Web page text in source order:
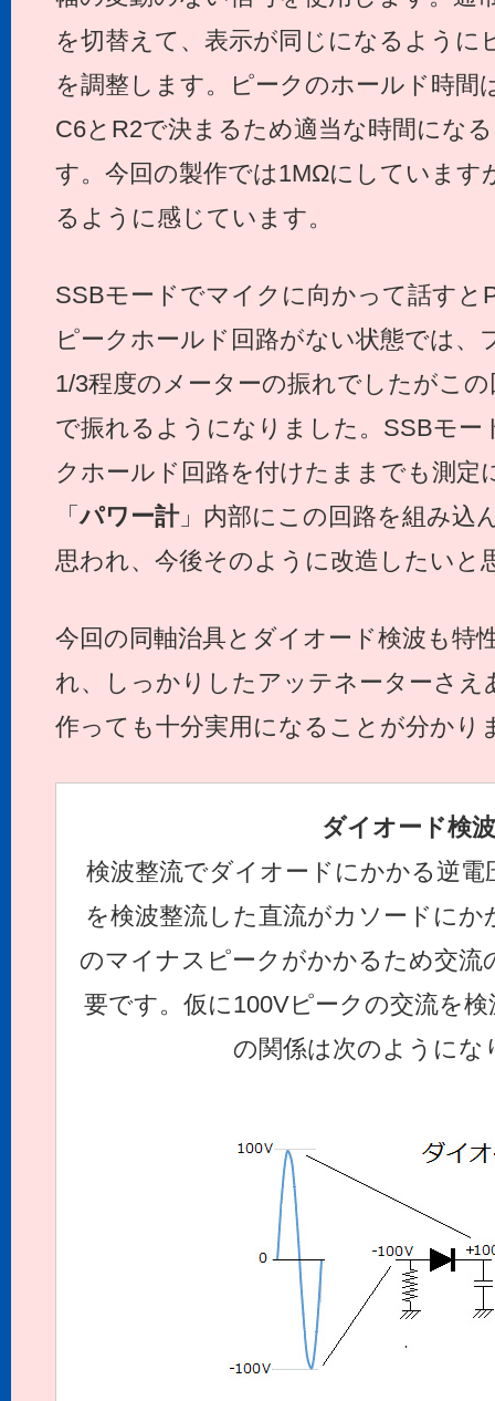
を切替えて、表示が同じになるように
を調整します。ピークのホールド時間
C6とR2で決まるため適当な時間にな
す。今回の製作では1MΩにしています
るように感じています。
SSBモードでマイクに向かって話すと
ピークホールド回路がない状態では、
1/3程度のメーターの振れでしたがこ
で振れるようになりました。SSBモー
クホールド回路を付けたままでも測定
「パワー計」内部にこの回路を組み込
思われ、今後そのように改造したいと
今回の同軸治具とダイオード検波も特
れ、しっかりしたアッテネーターさ
作っても十分実用になることが分かり
ダイオード検波
検波整流でダイオードにかかる逆電
を検波整流した直流がカソードに
のマイナスピークがかかるため交流
要です。仮に100Vピークの交流を
の関係は次のようにな